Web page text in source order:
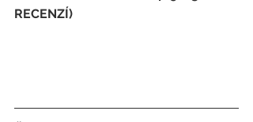
RECENZÍ)